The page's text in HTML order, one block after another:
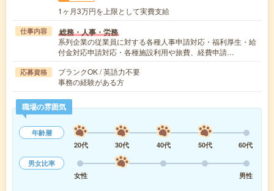
1ヶ月3万円を上限として実費支給
仕事内容 総務・人事・労務
系列企業の従業員に対する各種人事申請対応・福利厚生・給
付金対応申請対応・各種施設利用や旅費、経費申請…
応募資格
ブランクOK / 英語力不要
事務の経験がある方
職場の雰囲気
年齢層
20代
30代 40代 50代
60代
男女比率
女性
男性